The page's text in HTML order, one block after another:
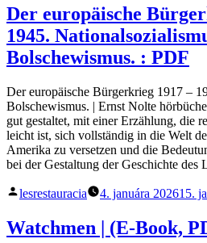
E-
Book
Cuisines
t.
–
Livre“
Der europäische
1945.
Bolschewismus. : PDF
Der europäische Bürgerkrieg 1917 –
Bolschewismus. | Ernst Nolte
gut gestaltet, mit einer Erzählung, die
leicht ist, sich vollständig in die Welt
Amerika zu versetzen und die
bei der Gestaltung der Geschichte des
Posted
lesrestauracia 4. januára 202615.
Watchmen | (E-Book,